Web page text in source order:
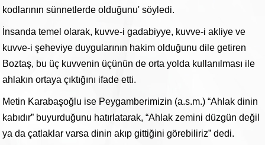
kodlarının sünnetlerde olduğunu' söyledi.
İnsanda temel olarak, kuvve-i gadabiyye, kuvve-i akliye ve
kuvve-i şeheviye duygularının hakim olduğunu dile getiren
Boztaş, bu üç kuvvenin üçünün de orta yolda kullanılması ile
ahlakın ortaya çıktığını ifade etti.
Metin Karabaşoğlu ise Peygamberimizin (a.s.m.) “Ahlak dinin
kabıdır” buyurduğunu hatırlatarak, “Ahlak zemini düzgün değil
ya da çatlaklar varsa dinin akıp gittiğini görebiliriz” dedi.